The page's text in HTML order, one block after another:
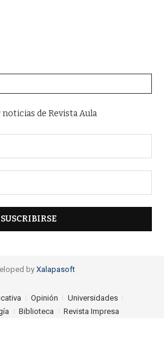
de Revista Aula
by Xalapasoft
Opinión
Universidades
Biblioteca Revista Impresa